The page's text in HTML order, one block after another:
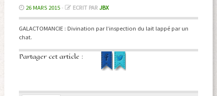
26 MARS 2015- ECRIT PAR JBX
GALACTOMANCIE : Divination par l’inspection du lait lappé par un
chat.
Partager cet article :